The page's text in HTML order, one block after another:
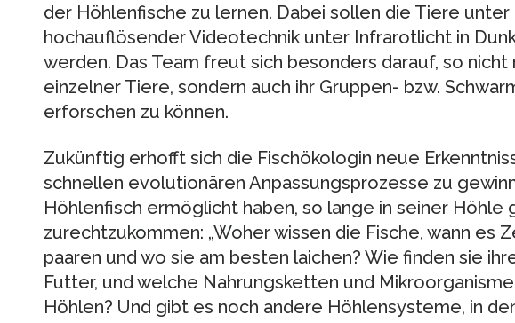
der Höhlenfische zu lernen. Dabei sollen die Tiere
hochauflösender Videotechnik unter Infrarotlicht in
werden. Das Team freut sich besonders darauf, so nicht
einzelner Tiere, sondern auch ihr Gruppen- bzw.
erforschen zu können.
Zukünftig erhofft sich die Fischökologin neue
schnellen evolutionären Anpassungsprozesse zu
Höhlenfisch ermöglicht haben, so lange in seiner Höhle
zurechtzukommen: „Woher wissen die Fische, wann es
paaren und wo sie am besten laichen? Wie finden sie
Futter, und welche Nahrungsketten und
Höhlen? Und gibt es noch andere Höhlensysteme, in